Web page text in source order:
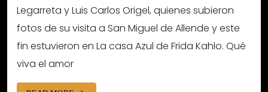
Legarreta y Luis Carlos Origel, quienes subieron
fotos de su visita a San Miguel de Allende y este
fin estuvieron en La casa Azul de Frida Kahlo. Qué
viva el amor